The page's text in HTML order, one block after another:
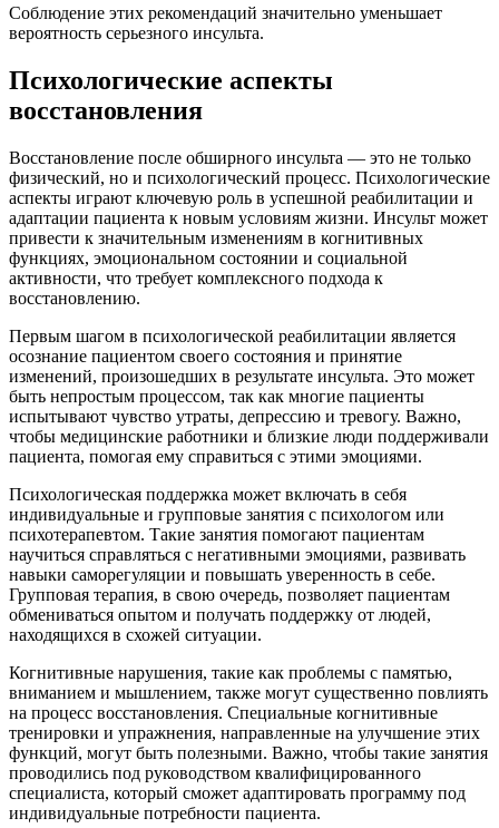
Соблюдение этих рекомендаций значительно уменьшает
вероятность серьезного инсульта.
Психологические аспекты
восстановления
Восстановление после обширного инсульта — это не только
физический, но и психологический процесс. Психологические
аспекты играют ключевую роль в успешной реабилитации и
адаптации пациента к новым условиям жизни. Инсульт может
привести к значительным изменениям в когнитивных
функциях, эмоциональном состоянии и социальной
активности, что требует комплексного подхода к
восстановлению.
Первым шагом в психологической реабилитации является
осознание пациентом своего состояния и принятие
изменений, произошедших в результате инсульта. Это может
быть непростым процессом, так как многие пациенты
испытывают чувство утраты, депрессию и тревогу. Важно,
чтобы медицинские работники и близкие люди поддерживали
пациента, помогая ему справиться с этими эмоциями.
Психологическая поддержка может включать в себя
индивидуальные и групповые занятия с психологом или
психотерапевтом. Такие занятия помогают пациентам
научиться справляться с негативными эмоциями, развивать
навыки саморегуляции и повышать уверенность в себе.
Групповая терапия, в свою очередь, позволяет пациентам
обмениваться опытом и получать поддержку от людей,
находящихся в схожей ситуации.
Когнитивные нарушения, такие как проблемы с памятью,
вниманием и мышлением, также могут существенно повлиять
на процесс восстановления. Специальные когнитивные
тренировки и упражнения, направленные на улучшение этих
функций, могут быть полезными. Важно, чтобы такие занятия
проводились под руководством квалифицированного
специалиста, который сможет адаптировать программу под
индивидуальные потребности пациента.